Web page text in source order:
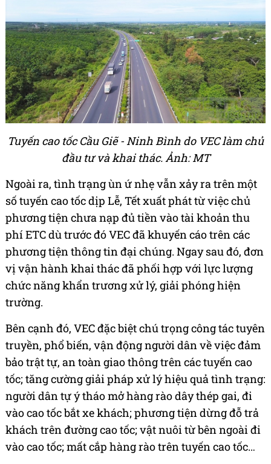
Tuyến cao tốc Cầu Giẽ - Ninh Bình do VEC làm chủ
đầu tư và khai thác. Ảnh: MT
Ngoài ra, tình trạng ùn ứ nhẹ vẫn xảy ra trên một
số tuyến cao tốc dịp Lễ, Tết xuất phát từ việc chủ
phương tiện chưa nạp đủ tiền vào tài khoản thu
phí ETC dù trước đó VEC đã khuyến cáo trên các
phương tiện thông tin đại chúng. Ngay sau đó, đơn
vị vận hành khai thác đã phối hợp với lực lượng
chức năng khẩn trương xử lý, giải phóng hiện
trường.
Bên cạnh đó, VEC đặc biệt chú trọng công tác tuyên
truyền, phổ biến, vận động người dân về việc đảm
bảo trật tự, an toàn giao thông trên các tuyến cao
tốc; tăng cường giải pháp xử lý hiệu quả tình trạng:
người dân tự ý tháo mở hàng rào dây thép gai, đi
vào cao tốc bắt xe khách; phương tiện dừng đỗ trả
khách trên đường cao tốc; vật nuôi từ bên ngoài đi
vào cao tốc; mất cắp hàng rào trên tuyến cao tốc…